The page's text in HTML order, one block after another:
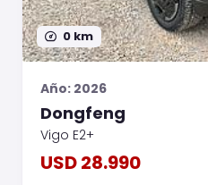
0 km
Año: 2026
Dongfeng
Vigo E2+
USD 28.990